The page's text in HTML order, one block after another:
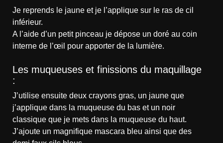
Je reprends le jaune et je l’applique sur le ras de cil
inférieur.
A l’aide d’un petit pinceau je dépose un doré au coin
interne de l’œil pour apporter de la lumière.
Les muqueuses et finissions du maquillage
:
J’utilise ensuite deux crayons gras, un jaune que
j’applique dans la muqueuse du bas et un noir
classique que je mets dans la muqueuse du haut.
J’ajoute un magnifique mascara bleu ainsi que des